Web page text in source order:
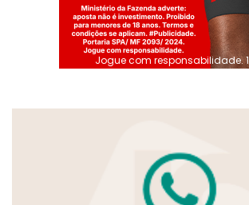
Jogue com responsabilidade.